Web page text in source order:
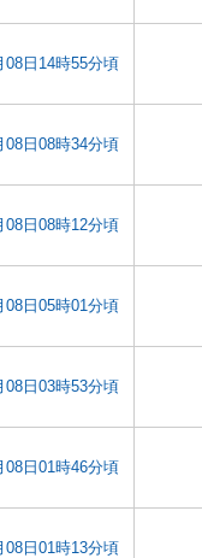
08日14時55分頃
08日08時34分頃
08日08時12分頃
08日05時01分頃
08日03時53分頃
08日01時46分頃
08日01時13分頃